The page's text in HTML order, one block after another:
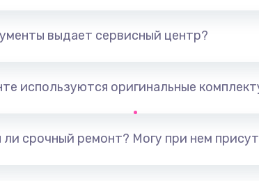
выдает сервисный центр?
используются оригинальные
срочный ремонт? Могу при нем